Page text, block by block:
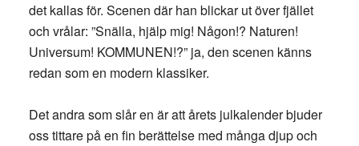
det kallas för. Scenen där han blickar ut över fjället
och vrålar: ”Snälla, hjälp mig! Någon!? Naturen!
Universum! KOMMUNEN!?” ja, den scenen känns
redan som en modern klassiker.
Det andra som slår en är att årets julkalender bjuder
oss tittare på en fin berättelse med många djup och